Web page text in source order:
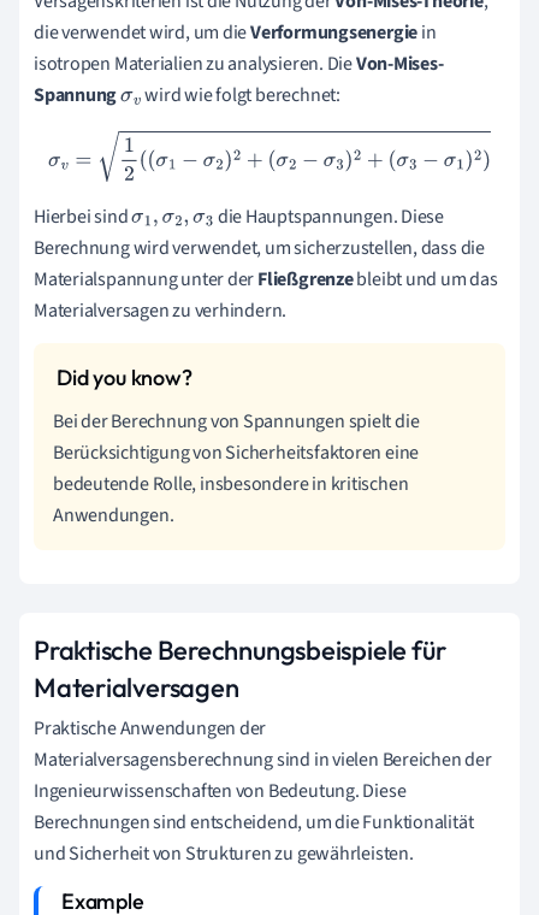
die verwendet wird, um dieVerformungsenergiein
isotropen Materialien zu analysieren. DieVon-Mises-
Spannungσv wird wie folgt berechnet:
σ v=1 2)2 + σ2 σ3 σ 1)
Hierbei sindσ1,σ2,σ3
die Hauptspannungen. Diese
Berechnung wird verwendet, um sicherzustellen, dass die
Materialspannung unter derFließgrenzebleibt und um das
Materialversagen zu verhindern.
Bei der Berechnung von Spannungen spielt die
Berücksichtigung von Sicherheitsfaktoren eine
bedeutende Rolle, insbesondere in kritischen
Anwendungen.
Praktische Berechnungsbeispiele für
Materialversagen
Praktische Anwendungen der
Materialversagensberechnung sind in vielen Bereichen der
Ingenieurwissenschaften von Bedeutung. Diese
Berechnungen sind entscheidend, um die Funktionalität
und Sicherheit von Strukturen zu gewährleisten.